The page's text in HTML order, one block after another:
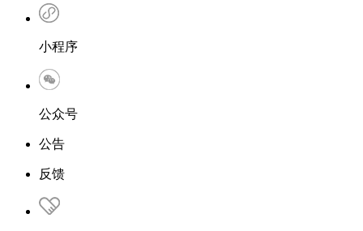
小程序
公众号
公告
反馈